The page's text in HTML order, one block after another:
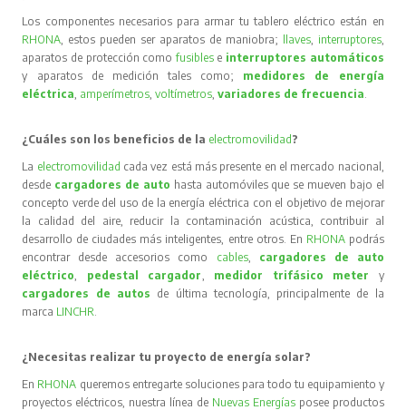
Los componentes necesarios para armar tu tablero eléctrico están en
RHONA , estos pueden ser aparatos de maniobra; llaves, interruptores,
aparatos de protección comofusibles e interruptores automáticos
y aparatos de medición tales como; medidores de energía
eléctrica amperímetros ,voltímetros ,variadores de frecuencia
¿Cuáles son los beneficios de la electromovilidad?
La electromovilidad cada vez está más presente en el mercado nacional,
desde cargadores de auto hasta automóviles que se mueven bajo el
concepto verde del uso de la energía eléctrica con el objetivo de mejorar
la calidad del aire, reducir la contaminación acústica, contribuir al
desarrollo de ciudades más inteligentes, entre otros. En RHONA podrás
encontrar desde accesorios como cables, cargadores de auto
eléctrico
pedestal cargador medidor trifásico meter
y
cargadores de autos de última tecnología, principalmente de la
marca LINCHR
¿Necesitas realizar tu proyecto de energía solar?
En RHONA queremos entregarte soluciones para todo tu equipamiento y
proyectos eléctricos, nuestra línea de Nuevas Energíasposee productos